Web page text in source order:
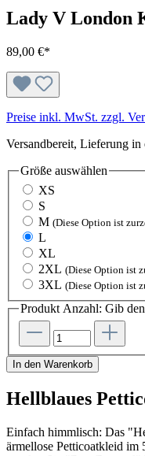
Lady V London
89,00 €*
Preise inkl. MwSt. zzgl.
Versandbereit, Lieferung
Größe auswählen
XS
S
M (Diese Option ist
L
XL
2XL (Diese Option ist
3XL (Diese Option ist
Produkt Anzahl: Gib
In den Warenkorb
Hellblaues
Einfach himmlisch: Das
ärmellose Petticoatkleid im